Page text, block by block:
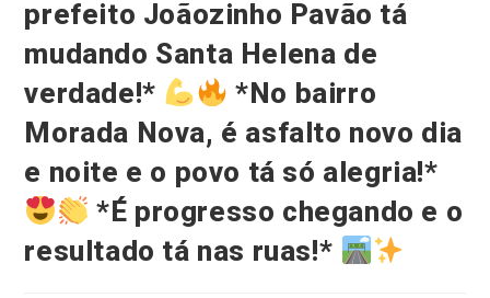
prefeito Joãozinho Pavão tá
mudando Santa Helena de
verdade!*
*No bairro
Morada Nova, é asfalto novo dia
e noite e o povo tá só alegria!*
*É progresso chegando e o
resultado tá nas ruas!*